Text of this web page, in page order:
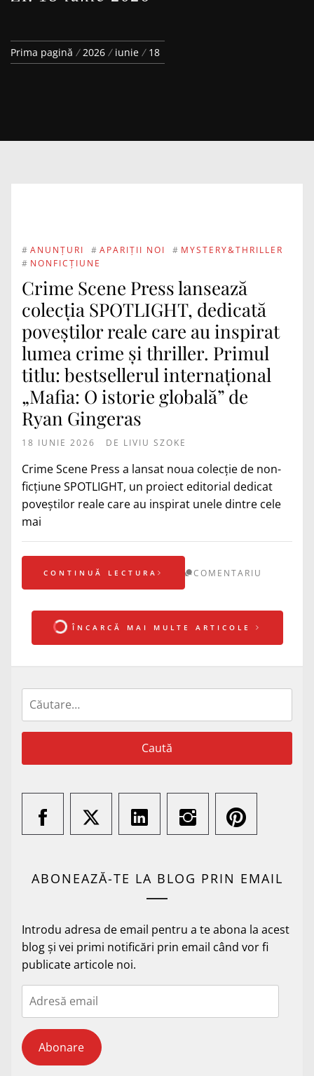
Prima pagină 2026 iunie 18
# ANUNȚURI # APARIȚII NOI # MYSTERY&THRILLER
# NONFICȚIUNE
Crime Scene Press lansează
colecția SPOTLIGHT, dedicată
poveștilor reale care au inspirat
lumea crime și thriller. Primul
titlu: bestsellerul internațional
„Mafia: O istorie globală” de
Ryan Gingeras
18 IUNIE 2026 DE LIVIU SZOKE
Crime Scene Press a lansat noua colecție de non-
ficțiune SPOTLIGHT, un proiect editorial dedicat
poveștilor reale care au inspirat unele dintre cele
mai
CONTINUĂ LECTURA COMENTARIU
ÎNCARCĂ MAI MULTE ARTICOLE
după:
ABONEAZĂ-TE LA BLOG PRIN EMAIL
Introdu adresa de email pentru a te abona la acest
blog și vei primi notificări prin email când vor fi
publicate articole noi.
Adresă
email
Abonare